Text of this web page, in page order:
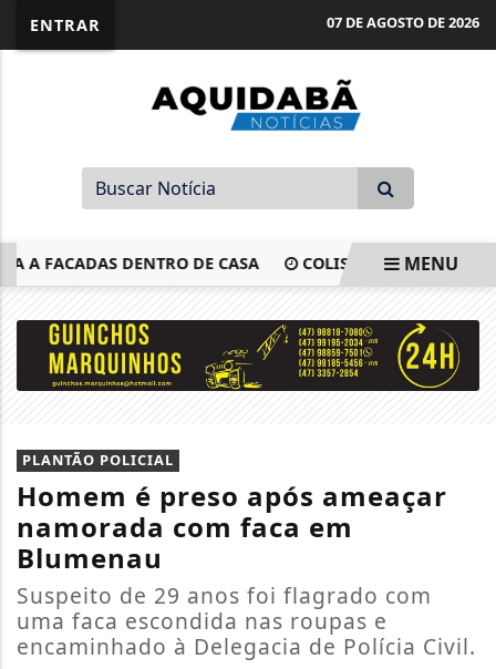
ENTRAR 07 DE AGOSTO DE 2026
FACADAS DENTRO DE CASA COLISÃO ENTRE DOIS
MENU
PLANTÃO POLICIAL
Homem é preso após ameaçar
namorada com faca em
Blumenau
Suspeito de 29 anos foi flagrado com
uma faca escondida nas roupas e
encaminhado à Delegacia de Polícia Civil.